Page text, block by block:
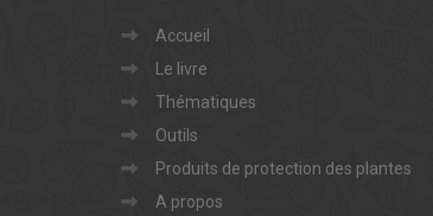
Accueil
Le livre
Thématiques
Outils
Produits de protection des plantes
A propos